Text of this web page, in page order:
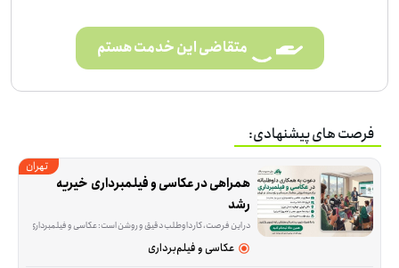
متقاضی این خدمت هستم
فرصت های پیشنهادی:
تهران
رشد
در این فرصت، کار داوطلب دقیق و روشن است: عکاسی و فیلمبرداری از حضور ۱۵ نفر از معلم‌های سیستان و بلوچستان که برای دوره آموزشی به تهران می‌آیند. این همکاری از ۲۶ تا ۳۰ مرداد انجام می‌شود و فقط ثبت تصویر و ویدئو در دو شیفت صبح و عصر لازم است؛ ادیت و آماده‌سازی محتوا جزو کار نیست. محل برگزاری این برنامه خیریه رشد در قیطریه شمالی، تهران در استان تهران است. اگر عکاسی یا فیلمبرداری بلد هستید و می‌توانید در یکی از شیفت‌ها یا در چند روز این برنامه حضور داشته باشید، این فرصت برای شما مناسب است. اگر برای ثبت این چند روز وقت و مهارت دارید، می‌توانید به این فرصت بپیوندید.
عکاسی و فیلم‌برداری